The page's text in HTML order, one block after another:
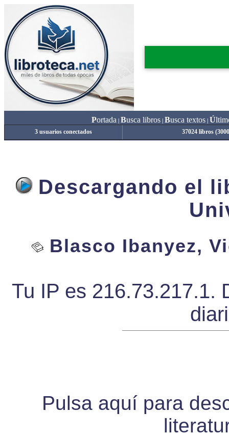
Portada Busca libros| Busca textos| Ú
3 usuarios conectados 37024 libros
Descargando el
Blasco Ibanyez,
Tu IP es 216.73.217.1.
Pulsa aquí para